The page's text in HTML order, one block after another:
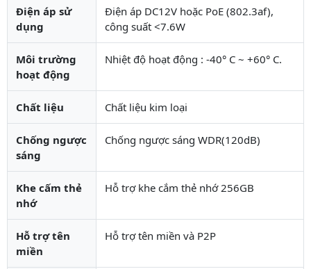
Điện áp sử
dụng
Điện áp DC12V hoặc PoE (802.3af),
công suất <7.6W
Môi trường
hoạt động
Nhiệt độ hoạt động : -40° C ~ +60° C.
Chất liệu Chất liệu kim loại
Chống ngược
sáng
Chống ngược sáng WDR(120dB)
Khe cấm thẻ
nhớ
Hỗ trợ khe cắm thẻ nhớ 256GB
Hỗ trợ tên
miền
Hỗ trợ tên miền và P2P